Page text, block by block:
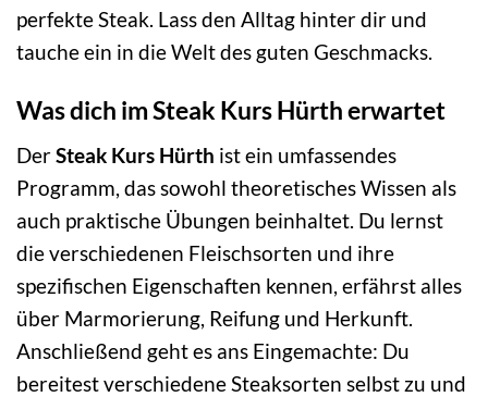
perfekte Steak. Lass den Alltag hinter dir und
tauche ein in die Welt des guten Geschmacks.
Was dich im Steak Kurs Hürth erwartet
DerSteak Kurs Hürth ist ein umfassendes
Programm, das sowohl theoretisches Wissen als
auch praktische Übungen beinhaltet. Du lernst
die verschiedenen Fleischsorten und ihre
spezifischen Eigenschaften kennen, erfährst alles
über Marmorierung, Reifung und Herkunft.
Anschließend geht es ans Eingemachte: Du
bereitest verschiedene Steaksorten selbst zu und